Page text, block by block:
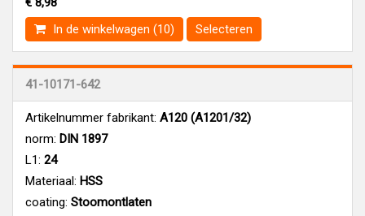
In de winkelwagen (10)
Selecteren
41-10171-642
Artikelnummer fabrikant: A120 (A1201/32)
norm: DIN 1897
L1: 24
Materiaal: HSS
coating: Stoomontlaten